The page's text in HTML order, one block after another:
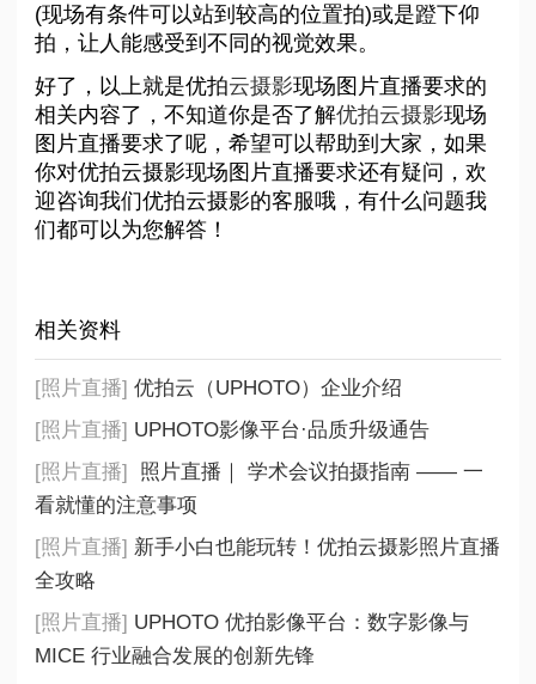
(现场有条件可以站到较高的位置拍)或是蹬下仰
拍，让人能感受到不同的视觉效果。
好了，以上就是优拍云摄影现场图片直播要求的
相关内容了，不知道你是否了解优拍云摄影现场
图片直播要求了呢，希望可以帮助到大家，如果
你对优拍云摄影现场图片直播要求还有疑问，欢
迎咨询我们优拍云摄影的客服哦，有什么问题我
们都可以为您解答！
相关资料
[照片直播] 优拍云（UPHOTO）企业介绍
[照片直播] UPHOTO影像平台·品质升级通告
[照片直播]
照片直播｜ 学术会议拍摄指南 —— 一
看就懂的注意事项
[照片直播] 新手小白也能玩转！优拍云摄影照片直播
全攻略
[照片直播] UPHOTO 优拍影像平台：数字影像与
MICE 行业融合发展的创新先锋